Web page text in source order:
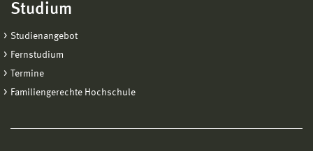
Studium
Studienangebot
Fernstudium
Termine
Familiengerechte Hochschule